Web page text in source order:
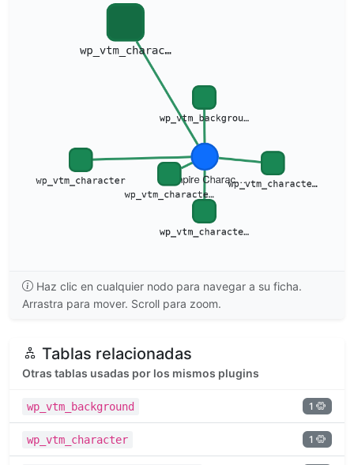
Haz clic en cualquier nodo para navegar a su ficha.
Arrastra para mover. Scroll para zoom.
Tablas relacionadas
Otras tablas usadas por los mismos plugins
wp_vtm_background 1
wp_vtm_character 1